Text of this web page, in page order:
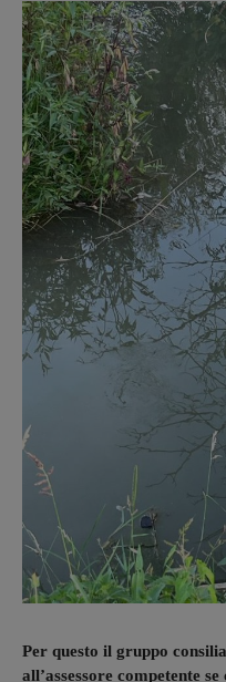
Per questo il gruppo
all’assessore competente